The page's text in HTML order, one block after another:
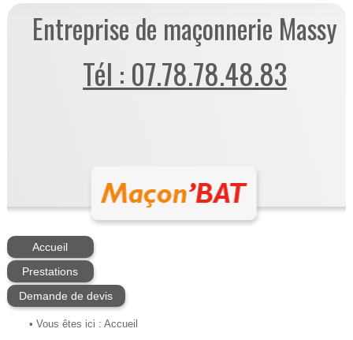
Entreprise de maçonnerie Massy
Tél : 07.78.78.48.83
Accueil
Prestations
Demande de devis
• Vous êtes ici : Accueil